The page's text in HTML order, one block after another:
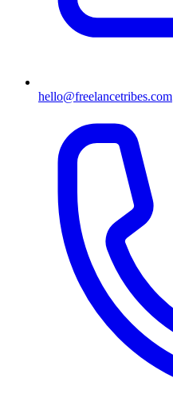
hello@freelancetribes.com